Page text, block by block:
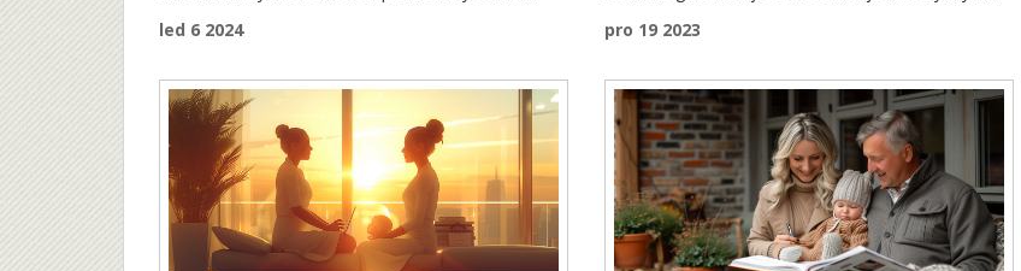
jak poznat období ovulace a jaké živiny jsou klíčové
osobní zkušenosti i odborné rady, které pomohly
nejen mně, ale i mnoha dalším ženám na cestě k
vytouženému těhotenství. Pojďme společně objevit,
jak můžeme podpořit naše tělo a přivítat nový život
co nejrychleji.
led 6 2024
obvykle. Podrobně jsem se ponořil do dat a zjistil
Pokud vás to fascinuje stejně jako mě, přečtěte si
můj článek, kde se dozvíte více o tom, které období
je pro porody nejtypičtější!
pro 19 2023